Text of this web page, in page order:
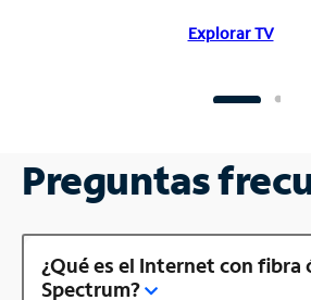
Explorar TV
Preguntas
¿Qué es el Internet con fibra
Spectrum?